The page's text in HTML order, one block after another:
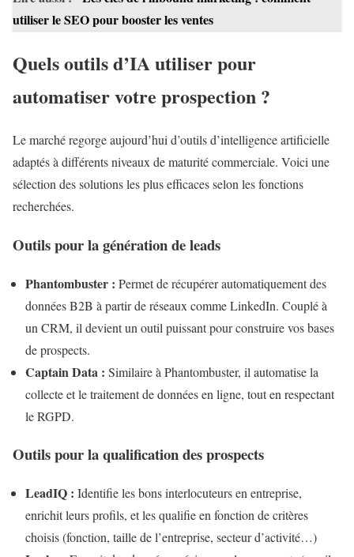
utiliser le SEO pour booster les ventes
Quels outils d’IA utiliser pour
automatiser votre prospection ?
Le marché regorge aujourd’hui d’outils d’intelligence artificielle
adaptés à différents niveaux de maturité commerciale. Voici une
sélection des solutions les plus efficaces selon les fonctions
recherchées.
Outils pour la génération de leads
Phantombuster : Permet de récupérer automatiquement des
données B2B à partir de réseaux comme LinkedIn. Couplé à
un CRM, il devient un outil puissant pour construire vos bases
de prospects.
Captain Data : Similaire à Phantombuster, il automatise la
collecte et le traitement de données en ligne, tout en respectant
le RGPD.
Outils pour la qualification des prospects
LeadIQ : Identifie les bons interlocuteurs en entreprise,
enrichit leurs profils, et les qualifie en fonction de critères
choisis (fonction, taille de l’entreprise, secteur d’activité…)